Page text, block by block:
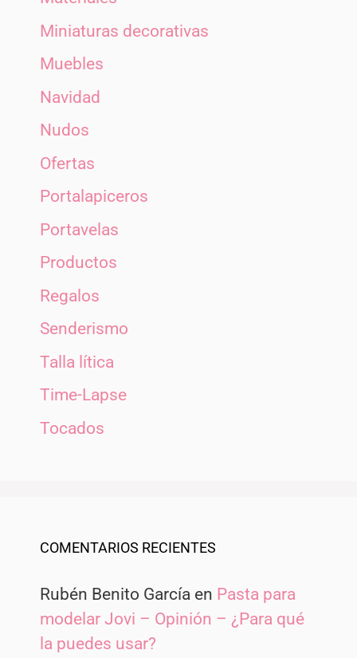
Miniaturas decorativas
Muebles
Navidad
Nudos
Ofertas
Portalapiceros
Portavelas
Productos
Regalos
Senderismo
Talla lítica
Time-Lapse
Tocados
COMENTARIOS RECIENTES
Rubén Benito García en Pasta para
modelar Jovi – Opinión – ¿Para qué
la puedes usar?